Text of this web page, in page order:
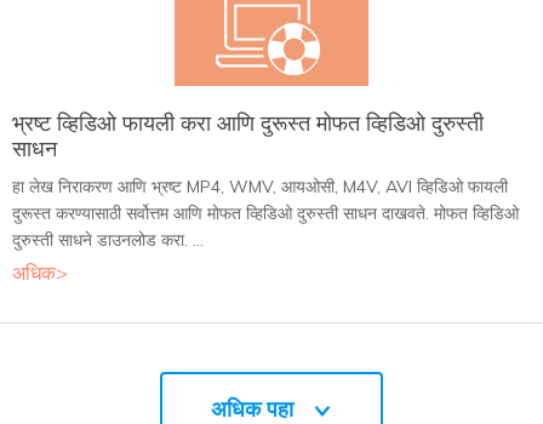
भ्रष्ट व्हिडिओ फायली करा आणि दुरूस्त मोफत व्हिडिओ दुरुस्ती
साधन
हा लेख निराकरण आणि भ्रष्ट MP4, WMV, आयओसी, M4V, AVI व्हिडिओ फायली
दुरूस्त करण्यासाठी सर्वोत्तम आणि मोफत व्हिडिओ दुरुस्ती साधन दाखवते. मोफत व्हिडिओ
दुरुस्ती साधने डाउनलोड करा. ...
अधिक>
अधिक पहा